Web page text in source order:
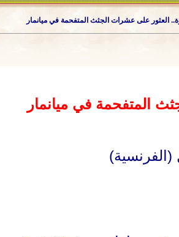
العثور على عشرات الجثث المتفحمة في ميانمار
المتفحمة في ميانمار